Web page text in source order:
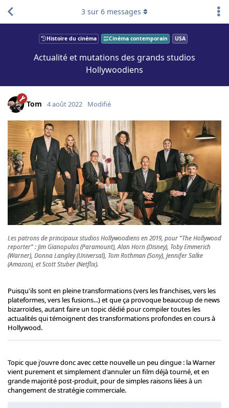
Histoire du cinéma Cinéma contemporain USA
Actualité et mutations des grands studios
Hollywoodiens
3 sur 6 messages
Tom 4 août 2022 Modifié
Les patrons de principaux studios Hollywoodiens en 2019, pour "The Hollywood
reporter" : Jim Gianopulos (Paramount), Alan Horn (Disney), Toby Emmerich
(Warner), Donna Langley (Universal), Tom Rothman (Sony), Jennifer Salke
(Amazon), et Scott Stuber (Netflix).
Puisqu'ils sont en pleine transformations (vers les franchises, vers les
plateformes, vers les fusions...) et que ça provoque beaucoup de news
bizarroïdes, autant faire un topic dédié pour compiler toutes les
actualités qui témoignent des transformations profondes en cours à
Hollywood.
Topic que j'ouvre donc avec cette nouvelle un peu dingue : la Warner
vient purement et simplement d'annuler un film déjà tourné, et en
grande majorité post-produit, pour de simples raisons liées à un
changement de stratégie commerciale.